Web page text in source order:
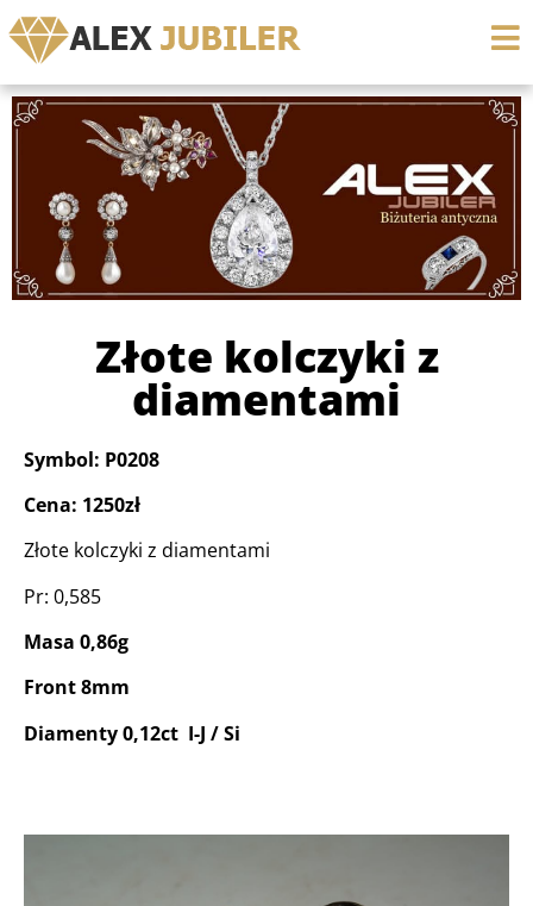
Złote kolczyki z
diamentami
Symbol: P0208
Cena: 1250zł
Złote kolczyki z diamentami
Pr: 0,585
Masa 0,86g
Front 8mm
Diamenty 0,12ct I-J / Si